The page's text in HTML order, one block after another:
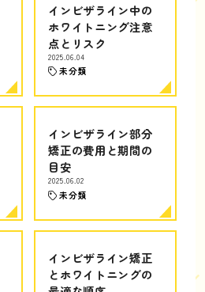
インビザライン中の
ホワイトニング注意
点とリスク
2025.06.04
未分類
インビザライン部分
矯正の費用と期間の
目安
2025.06.02
未分類
インビザライン矯正
とホワイトニングの